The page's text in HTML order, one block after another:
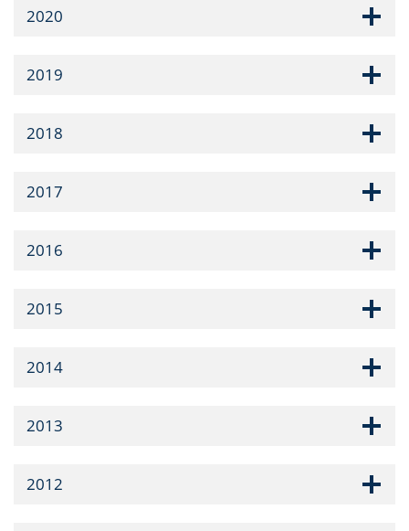
2020
2019
2018
2017
2016
2015
2014
2013
2012